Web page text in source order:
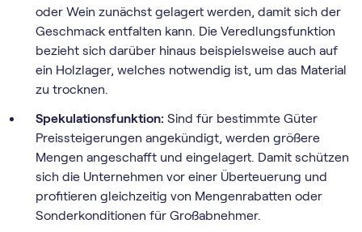
oder Wein zunächst gelagert werden, damit sich der
Geschmack entfalten kann. Die Veredlungsfunktion
bezieht sich darüber hinaus beispielsweise auch auf
ein Holzlager, welches notwendig ist, um das Material
zu trocknen.
Spekulationsfunktion: Sind für bestimmte Güter
Preissteigerungen angekündigt, werden größere
Mengen angeschafft und eingelagert. Damit schützen
sich die Unternehmen vor einer Überteuerung und
profitieren gleichzeitig von Mengenrabatten oder
Sonderkonditionen für Großabnehmer.